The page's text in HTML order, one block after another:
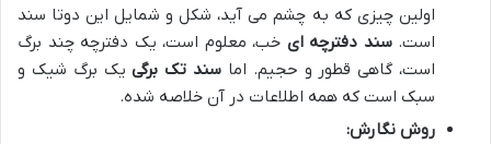
اولین چیزی که به چشم می آید، شکل و شمایل این دوتا سند
است.سند دفترچه ای خب، معلوم است، یک دفترچه چند برگ
است، گاهی قطور و حجیم. اما سند تک برگییک برگ شیک و
سبک است که همه اطلاعات در آن خلاصه شده.
روش نگارش: